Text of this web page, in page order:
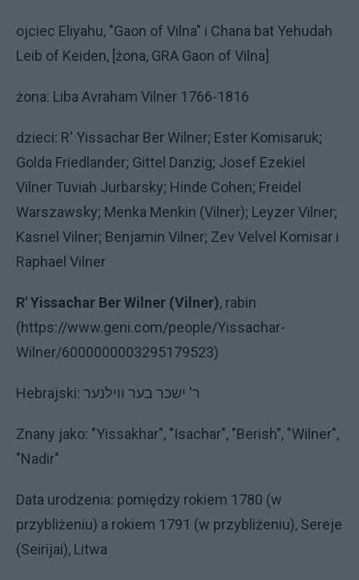
ojciec Eliyahu, "Gaon of Vilna" i Chana bat Yehudah
Leib of Keiden, [żona, GRA Gaon of Vilna]
żona: Liba Avraham Vilner 1766-1816
dzieci: R' Yissachar Ber Wilner; Ester Komisaruk;
Golda Friedlander; Gittel Danzig; Josef Ezekiel
Vilner Tuviah Jurbarsky; Hinde Cohen; Freidel
Warszawsky; Menka Menkin (Vilner); Leyzer Vilner;
Kasriel Vilner; Benjamin Vilner; Zev Velvel Komisar i
Raphael Vilner
R' Yissachar Ber Wilner (Vilner), rabin
(https://www.geni.com/people/Yissachar-
Wilner/6000000003295179523)
Hebrajski: ר' ישכר בער ווילנער
Znany jako: "Yissakhar", "Isachar", "Berish", "Wilner",
"Nadir"
Data urodzenia: pomiędzy rokiem 1780 (w
przybliżeniu) a rokiem 1791 (w przybliżeniu), Sereje
(Seirijai), Litwa